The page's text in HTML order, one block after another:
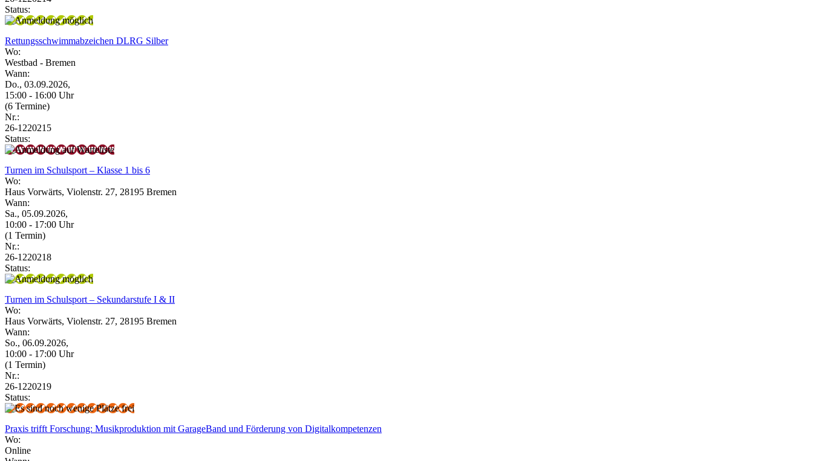
Status:
Rettungsschwimmabzeichen DLRG Silber
Wo:
Westbad - Bremen
Wann:
Do., 03.09.2026,
15:00 - 16:00 Uhr
(6 Termine)
Nr.:
26-1220215
Status:
Turnen im Schulsport – Klasse 1 bis 6
Wo:
Haus Vorwärts, Violenstr. 27, 28195 Bremen
Wann:
Sa., 05.09.2026,
10:00 - 17:00 Uhr
(1 Termin)
Nr.:
26-1220218
Status:
Turnen im Schulsport – Sekundarstufe I & II
Wo:
Haus Vorwärts, Violenstr. 27, 28195 Bremen
Wann:
So., 06.09.2026,
10:00 - 17:00 Uhr
(1 Termin)
Nr.:
26-1220219
Status:
Praxis trifft Forschung: Musikproduktion mit GarageBand und Förderung von Digitalkompetenzen
Wo:
Online